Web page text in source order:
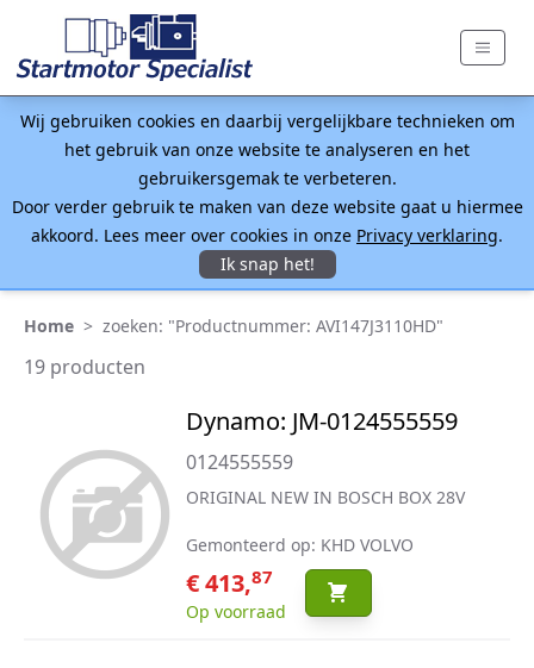
Wij gebruiken cookies en daarbij vergelijkbare technieken om
het gebruik van onze website te analyseren en het
gebruikersgemak te verbeteren.
Door verder gebruik te maken van deze website gaat u hiermee
akkoord. Lees meer over cookies in onze Privacy verklaring.
Ik snap het!
Home > zoeken: "Productnummer: AVI147J3110HD"
19 producten
Dynamo: JM-0124555559
0124555559
ORIGINAL NEW IN BOSCH BOX 28V
Gemonteerd op: KHD VOLVO
€ 413,87
Op voorraad